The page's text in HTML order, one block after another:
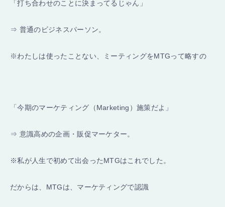
「打ち合わせのことに決まってるじゃん」
⇒ 普通のビジネスパーソン。
※わたしは使ったことない、ミーティングをMTGって略すの
「今期のマーケティング（Marketing）施策だよ」
⇒ 意識高めの企画・販促マーケター。
※私が人生で初めて出会ったMTGはこれでした。
だからは、MTGは、マーケティングで認識